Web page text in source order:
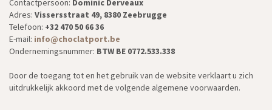
Contactpersoon: Dominic Derveaux
Adres: Vissersstraat 49, 8380 Zeebrugge
Telefoon: +32 470 50 66 36
E-mail: info@choclatport.be
Ondernemingsnummer: BTW BE 0772.533.338
Door de toegang tot en het gebruik van de website verklaart u zich
uitdrukkelijk akkoord met de volgende algemene voorwaarden.